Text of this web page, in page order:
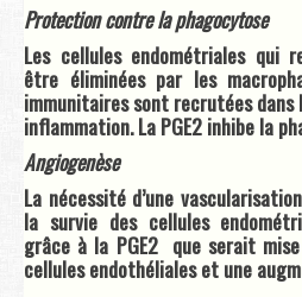
Protection contre la phagocytose
Les cellules endométriales qui
être éliminées par les
immunitaires sont recrutées
inflammation. La PGE2 inhibe la
Angiogenèse
La nécessité d’une
la survie des cellules
grâce à la PGE2 que serait
cellules endothéliales et une